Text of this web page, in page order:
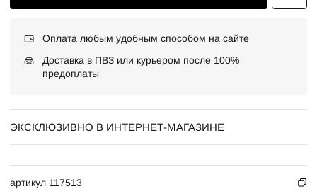
Оплата любым удобным способом на сайте
Доставка в ПВЗ или курьером после 100%
предоплаты
ЭКСКЛЮЗИВНО В ИНТЕРНЕТ-МАГАЗИНЕ
артикул 117513